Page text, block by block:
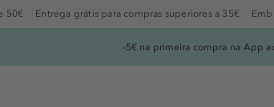
50€ Entrega grátis para compras superiores a 35€
-5€ na primeira compra na App